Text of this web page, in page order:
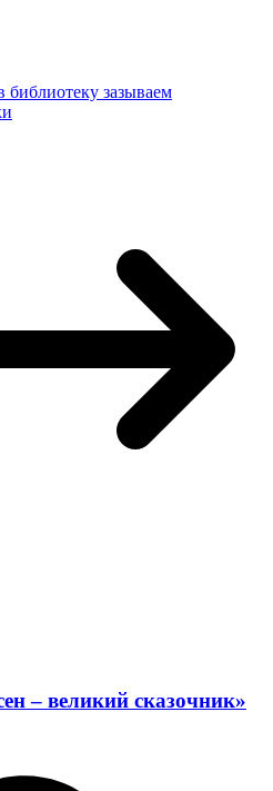
библиотеку зазываем
– великий сказочник»